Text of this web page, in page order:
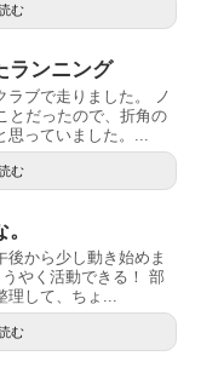
む
ランニング
ラブで走りました。 ノ
とだったので、折角の
思っていました。...
む
後から少し動き始めま
やく活動できる！ 部
理して、ちょ...
む